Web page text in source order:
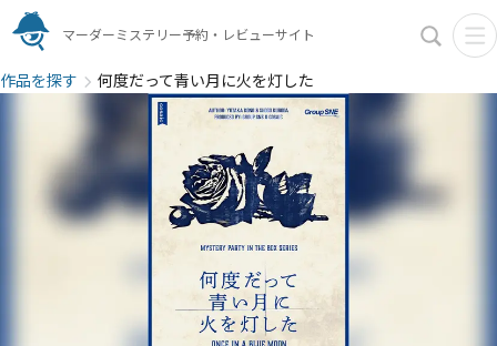
マーダーミステリー予約・レビューサイト
作品を探す 何度だって青い月に火を灯した